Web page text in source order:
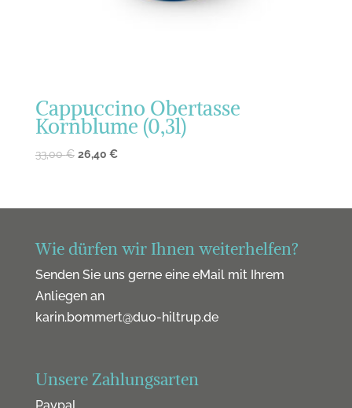
Cappuccino Obertasse
Kornblume (0,3l)
33,00€ 26,40 €
Wie dürfen wir Ihnen weiterhelfen?
Senden Sie uns gerne eine eMail mit Ihrem
Anliegen an
karin.bommert@duo-hiltrup.de
Unsere Zahlungsarten